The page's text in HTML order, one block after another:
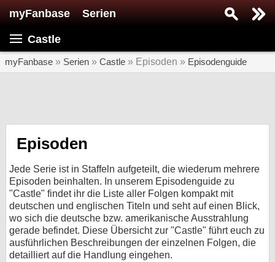
myFanbase Serien
Castle
myFanbase » Serien » Castle » Episoden » Episodenguide
Episoden
Jede Serie ist in Staffeln aufgeteilt, die wiederum mehrere
Episoden beinhalten. In unserem Episodenguide zu
"Castle" findet ihr die Liste aller Folgen kompakt mit
deutschen und englischen Titeln und seht auf einen Blick,
wo sich die deutsche bzw. amerikanische Ausstrahlung
gerade befindet. Diese Übersicht zur "Castle" führt euch zu
ausführlichen Beschreibungen der einzelnen Folgen, die
detailliert auf die Handlung eingehen.
SERIEN
KULTUR
Specials
SERVICE
Gewinnspiele